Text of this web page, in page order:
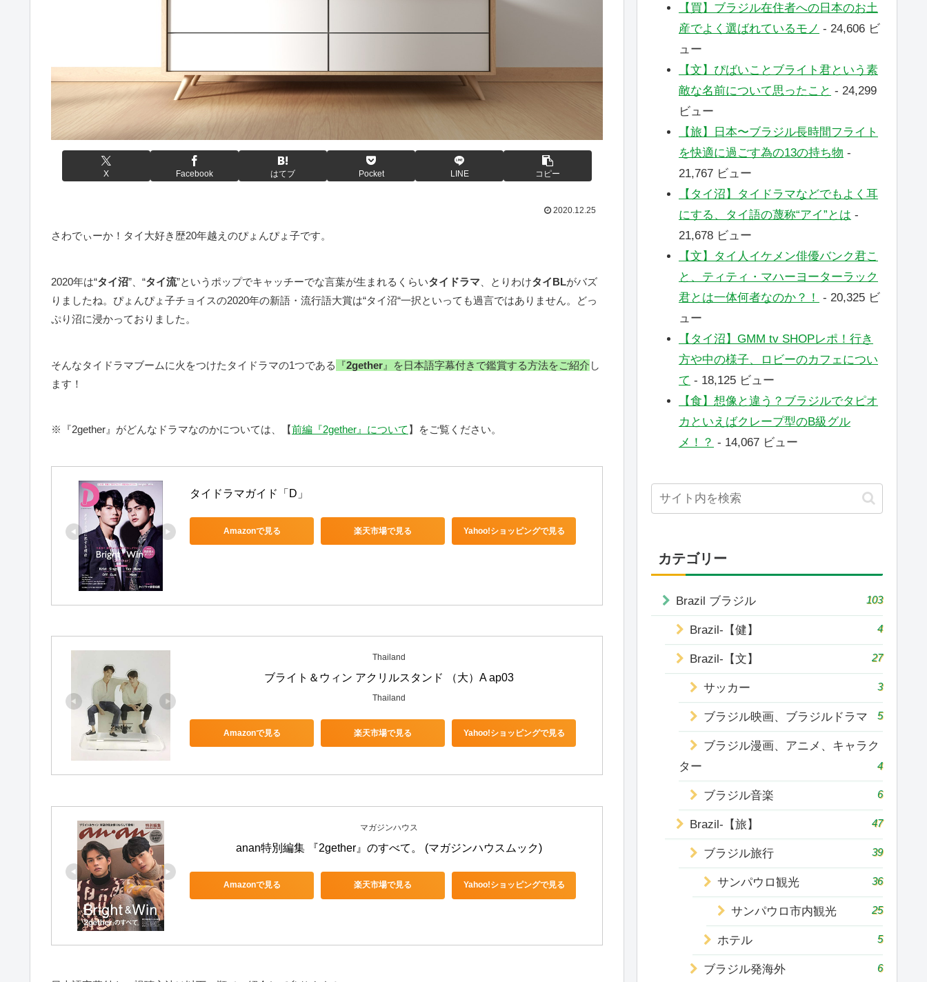
X Facebook はてブ Pocket LINE コピー
2020.12.25
さわでぃーか！タイ大好き歴20年越えのぴょんぴょ子です。
2020年は“タイ沼”、“タイ流”というポップでキャッチーでな言葉が生まれるくらいタイドラマ 、とりわけタイBLがバズ
りましたね。ぴょんぴょ子チョイスの2020年の新語・流行語大賞は“タイ沼“一択といっても過言ではありません。どっ
ぷり沼に浸かっておりました。
そんなタイドラマブームに火をつけたタイドラマの1つである 『2gether 』を日本語字幕付きで鑑賞する方法をご紹介 し
ます！
※『2gether』がどんなドラマなのかについては、【前編『2gether』について 】をご覧ください。
タイドラマガイド「D」
Amazonで見る 楽天市場で見る Yahoo!ショッピングで見る
Thailand
ブライト＆ウィン アクリルスタンド （大）A ap03
Thailand
Amazonで見る 楽天市場で見る Yahoo!ショッピングで見る
マガジンハウス
anan特別編集 『2gether』のすべて。 (マガジンハウスムック)
Amazonで見る 楽天市場で見る Yahoo!ショッピングで見る
【買】ブラジル在住者への日本のお土
産でよく選ばれているモノ - 24,606 ビ
ュー
【文】ぴばいことブライト君という素
敵な名前について思ったこと - 24,299
ビュー
【旅】日本〜ブラジル長時間フライト
を快適に過ごす為の13の持ち物 -
21,767 ビュー
【タイ沼】タイドラマなどでもよく耳
にする、タイ語の蔑称“アイ”とは -
21,678 ビュー
【文】タイ人イケメン俳優バンク君こ
と、ティティ・マハーヨーターラック
君とは一体何者なのか？！
- 20,325 ビ
ュー
【タイ沼】GMM tv SHOPレポ！行き
方や中の様子、ロビーのカフェについ
て - 18,125 ビュー
【食】想像と違う？ブラジルでタピオ
カといえばクレープ型のB級グル
メ！？ - 14,067 ビュー
カテゴリー
Brazil ブラジル 103
Brazil-【健】 4
Brazil-【文】 27
サッカー 3
ブラジル映画、ブラジルドラマ 5
ブラジル漫画、アニメ、キャラク
ター
4
ブラジル音楽 6
Brazil-【旅】 47
ブラジル旅行 39
サンパウロ観光 36
サンパウロ市内観光 25
ホテル 5
ブラジル発海外 6